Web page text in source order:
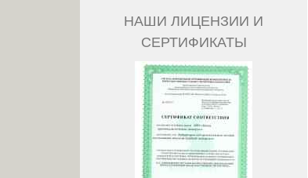
НАШИ ЛИЦЕНЗИИ И
СЕРТИФИКАТЫ